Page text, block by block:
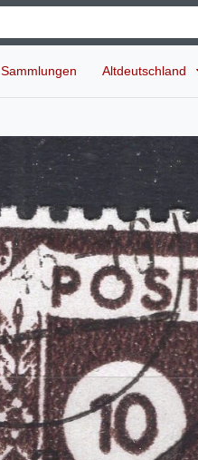
Sammlungen Altdeutschland